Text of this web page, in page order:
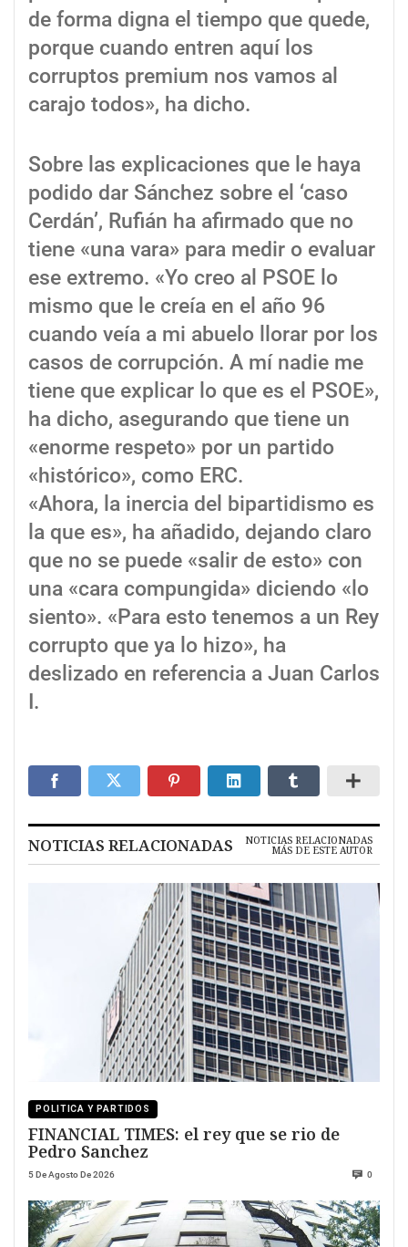
de forma digna el tiempo que quede,
porque cuando entren aquí los
corruptos premium nos vamos al
carajo todos», ha dicho.
Sobre las explicaciones que le haya
podido dar Sánchez sobre el ‘caso
Cerdán’, Rufián ha afirmado que no
tiene «una vara» para medir o evaluar
ese extremo. «Yo creo al PSOE lo
mismo que le creía en el año 96
cuando veía a mi abuelo llorar por los
casos de corrupción. A mí nadie me
tiene que explicar lo que es el PSOE»,
ha dicho, asegurando que tiene un
«enorme respeto» por un partido
«histórico», como ERC.
«Ahora, la inercia del bipartidismo es
la que es», ha añadido, dejando claro
que no se puede «salir de esto» con
una «cara compungida» diciendo «lo
siento». «Para esto tenemos a un Rey
corrupto que ya lo hizo», ha
deslizado en referencia a Juan Carlos
I.
NOTICIAS RELACIONADAS NOTICIAS RELACIONADAS
MÁS DE ESTE AUTOR
POLITICA Y PARTIDOS
FINANCIAL TIMES: el rey que se rio de
Pedro Sanchez
5 De Agosto De 2026 0